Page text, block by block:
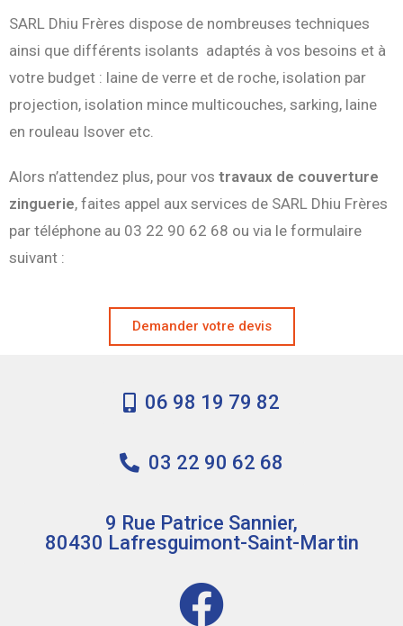
SARL Dhiu Frères dispose de nombreuses techniques
ainsi que différents isolants adaptés à vos besoins et à
votre budget : laine de verre et de roche, isolation par
projection, isolation mince multicouches, sarking, laine
en rouleau Isover etc.
Alors n’attendez plus, pour vos travaux de couverture
zinguerie, faites appel aux services de SARL Dhiu Frères
par téléphone au 03 22 90 62 68 ou via le formulaire
suivant :
Demander votre devis
06 98 19 79 82
03 22 90 62 68
9 Rue Patrice Sannier,
80430 Lafresguimont-Saint-Martin